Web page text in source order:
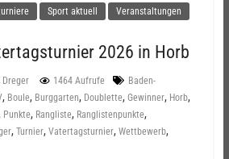
Sport aktuell Veranstaltungen
2026 in Horb
Dreger 1464 Aufrufe
Baden-
, Boule, Burggarten, Doublette, Gewinner, Horb,
Punkte, Rangliste, Ranglistenpunkte,
, Turnier, Vatertagsturnier, Wettbewerb,